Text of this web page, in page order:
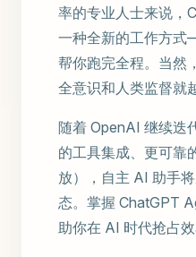
率的专业人士来说，
一种全新的工作方
帮你跑完全程。当然
全意识和人类监督就
随着 OpenAI 继续迭
的工具集成、更可靠
放），自主 AI 助手
态。掌握 ChatGPT
助你在 AI 时代抢占效